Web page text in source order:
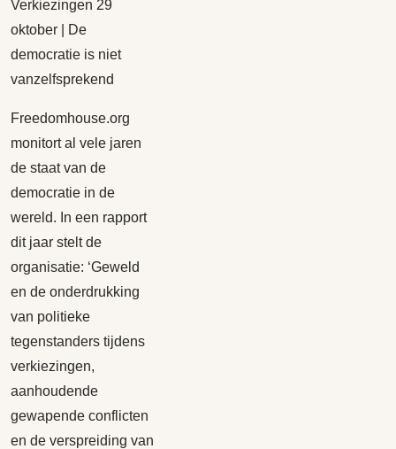
Verkiezingen 29
oktober | De
democratie is niet
vanzelfsprekend
Freedomhouse.org
monitort al vele jaren
de staat van de
democratie in de
wereld. In een rapport
dit jaar stelt de
organisatie: ‘Geweld
en de onderdrukking
van politieke
tegenstanders tijdens
verkiezingen,
aanhoudende
gewapende conflicten
en de verspreiding van